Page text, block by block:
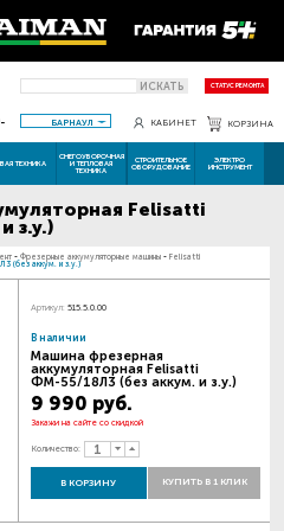
ИСКАТЬ СТАТУС РЕМОНТА
БАРНАУЛ КАБИНЕТ КОРЗИНА
ТЕХНИКА
СНЕГОУБОРОЧНАЯ
И ТЕПЛОВАЯ
ТЕХНИКА
СТРОИТЕЛЬНОЕ
ОБОРУДОВАНИЕ
ЭЛЕКТРО
ИНСТРУМЕНТ
Felisatti
з.у.)
- Фрезерные аккумуляторные машины - Felisatti
(без аккум. и з.у.)
Артикул: 515.5.0.00
В наличии
Машина фрезерная
аккумуляторная Felisatti
ФМ-55/18Л3 (без аккум. и з.у.)
9 990 руб.
Закажи на сайте со скидкой
Количество:
В КОРЗИНУ КУПИТЬ В 1 КЛИК